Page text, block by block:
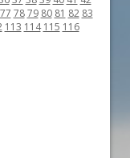
77 78 79 80 81 82 83
113 114 115 116